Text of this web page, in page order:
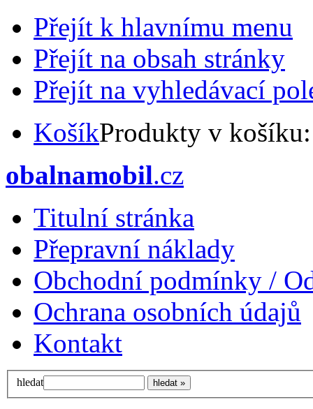
Přejít k hlavnímu menu
Přejít na obsah stránky
Přejít na vyhledávací
KošíkProdukty v
obalnamobil.cz
Titulní stránka
Přepravní náklady
Obchodní podmínky /
Ochrana osobních údajů
Kontakt
hledat